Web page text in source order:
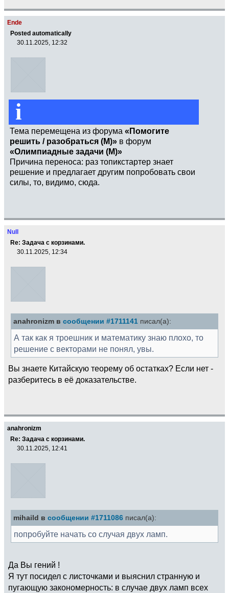
Ende
Posted automatically
30.11.2025, 12:32
i
Тема перемещена из форума «Помогите
решить / разобраться (М)» в форум
«Олимпиадные задачи (М)»
Причина переноса: раз топикстартер знает
решение и предлагает другим попробовать свои
силы, то, видимо, сюда.
Null
Re: Задача с корзинами.
30.11.2025, 12:34
anahronizm в сообщении #1711141 писал(а):
А так как я троешник и математику знаю плохо, то
решение с векторами не понял, увы.
Вы знаете Китайскую теорему об остатках? Если нет -
разберитесь в её доказательстве.
anahronizm
Re: Задача с корзинами.
30.11.2025, 12:41
mihaild в сообщении #1711086 писал(а):
попробуйте начать со случая двух ламп.
Да Вы гений !
Я тут посидел с листочками и выяснил странную и
пугающую закономерность: в случае двух ламп всех